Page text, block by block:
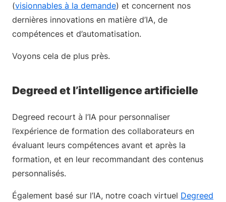
(visionnables à la demande) et concernent nos
dernières innovations en matière d’IA, de
compétences et d’automatisation.
Voyons cela de plus près.
Degreed et l’intelligence artificielle
Degreed recourt à l’IA pour personnaliser
l’expérience de formation des collaborateurs en
évaluant leurs compétences avant et après la
formation, et en leur recommandant des contenus
personnalisés.
Également basé sur l’IA, notre coach virtuel Degreed